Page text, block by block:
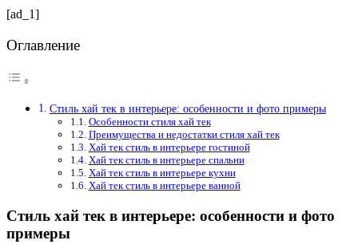
[ad_1]
Оглавление
Стиль хай тек в интерьере: особенности и фото примеры
Особенности стиля хай тек
Преимущества и недостатки стиля хай тек
Хай тек стиль в интерьере гостиной
Хай тек стиль в интерьере спальни
Хай тек стиль в интерьере кухни
Хай тек стиль в интерьере ванной
Стиль хай тек в интерьере: особенности и фото
примеры